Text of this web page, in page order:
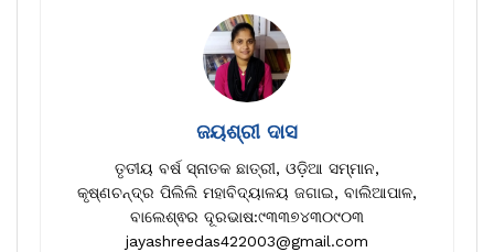
ଜୟଶ୍ରୀ ଦାସ
ତୃତୀୟ ବର୍ଷ ସ୍ନାତକ ଛାତ୍ରୀ, ଓଡ଼ିଆ ସମ୍ମାନ,
କୃଷ୍ଣଚନ୍ଦ୍ର ପିଲିଲି ମହାବିଦ୍ୟାଳୟ ଜଗାଇ, ବାଲିଆପାଳ,
ବାଲେଶ୍ଵର ଦୂରଭାଷ:୯୩୩୭୪୩୦୯୦୩
jayashreedas422003@gmail.com